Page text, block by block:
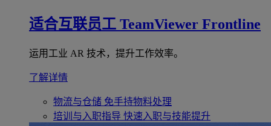
适合互联员工 TeamViewer Frontline
运用工业 AR 技术，提升工作效率。
了解详情
物流与仓储 免手持物料处理
培训与入职指导 快速入职与技能提升